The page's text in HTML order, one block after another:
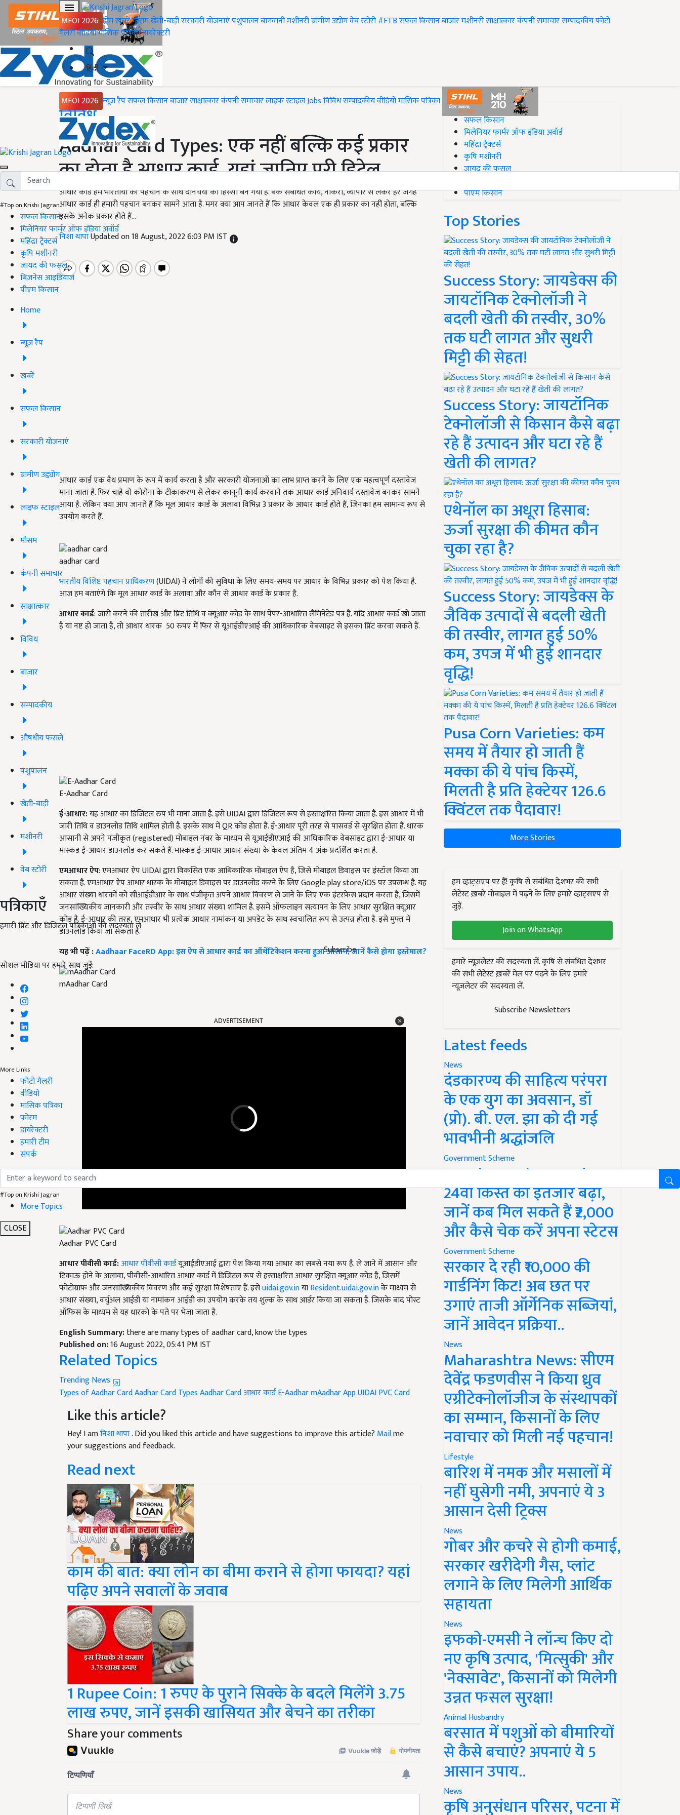
MFOI 2026 होमख़बरेंमौसमखेती-बाड़ीसरकारी योजनाएंपशुपालनबागवानीमशीनरीग्रामीण उद्योगवेब स्टोरी#FTBसफल किसानबाजारमशीनरीसाक्षात्कारकंपनी समाचारसम्पादकीयफोटो
गैलरीवीडियोमासिक पत्रिकाडायरेक्टरी
हिंदी
MFOI 2026 न्यूज़ रैपसफल किसानबाजारसाक्षात्कारकंपनी समाचारलाइफ स्टाइलJobsविविधसम्पादकीयवीडियोमासिक पत्रिका
#Top on Krishi Jagran
सफल किसान
मिलेनियर फार्मर ऑफ इंडिया अवॉर्ड
महिंद्रा ट्रैक्टर्स
कृषि मशीनरी
जायद की फसल
बिज़नेस आइडियाज
पीएम किसान
Home
न्यूज़ रैप
खबरें
सफल किसान
सरकारी योजनाएं
ग्रामीण उद्द्योग
लाइफ स्टाइल
मौसम
कंपनी समाचार
साक्षात्कार
विविध
बाजार
सम्पादकीय
औषधीय फसलें
पशुपालन
खेती-बाड़ी
मशीनरी
वेब स्टोरी
पत्रिकाएँ
हमारी प्रिंट और डिजिटल पत्रिकाओं की सदस्यता लें
Subscribe
सोशल मीडिया पर हमारे साथ जुड़ें:
More Links
फोटो गैलरी
वीडियो
मासिक पत्रिका
फोरम
डायरेक्टरी
हमारी टीम
संपर्क
#Top on Krishi Jagran
More Topics
CLOSE
Home
विविध
Aadhar Card Types: एक नहीं बल्कि कई प्रकार
का होता है आधार कार्ड, यहां जानिए पूरी डिटेल
आधार कार्ड हम भारतीयों की पहचान के साथ दीनचर्या का हिस्सा बन गया है. बैंक संबंधित कार्य, नौकरी, व्यापार से लेकर हर जगह
आधार कार्ड ही हमारी पहचान बनकर सामने आता है. मगर क्या आप जानते हैं कि आधार केवल एक ही प्रकार का नहीं होता, बल्कि
इसके अनेक प्रकार होते हैं...
निशा थापाUpdated on 18 August, 2022 6:03 PM IST
आधार कार्ड एक वैध प्रमाण के रूप में कार्य करता है और सरकारी योजनाओं का लाभ प्राप्त करने के लिए एक महत्वपूर्ण दस्तावेज
माना जाता है. फिर चाहे वो कोरोना के टीकाकरण से लेकर कानूनी कार्य करवाने तक आधार कार्ड अनिवार्य दस्तावेज बनकर सामने
आया है. लेकिन क्या आप जानते हैं कि मूल आधार कार्ड के अलावा विभिन्न 3 प्रकार के आधार कार्ड होते हैं, जिनका हम सामान्य रूप से
उपयोग करते हैं.
aadhar card
भारतीय विशिष्ट पहचान प्राधिकरण(UIDAI) ने लोगों की सुविधा के लिए समय-समय पर आधार के विभिन्न प्रकार को पेश किया है.
आज हम बताएंगे कि मूल आधार कार्ड के अलावा और कौन से आधार कार्ड के प्रकार है.
आधार कार्ड: जारी करने की तारीख और प्रिंट तिथि व क्यूआर कोड के साथ पेपर-आधारित लैमिनेटेड पत्र है. यदि आधार कार्ड खो जाता
है या नष्ट हो जाता है, तो आधार धारक 50 रुपए में फिर से यूआईडीएआई की आधिकारिक वेबसाइट से इसका प्रिंट करवा सकते हैं.
E-Aadhar Card
ई-आधार:यह आधार का डिजिटल रुप भी माना जाता है. इसे UIDAI द्वारा डिजिटल रूप से हस्ताक्षरित किया जाता है. इस आधार में भी
जारी तिथि व डाउनलोड तिथि शामिल होती है. इसके साथ में QR कोड होता है. ई-आधार पूरी तरह से पासवर्ड से सुरक्षित होता है. धारक
आसानी से अपने पंजीकृत (registered) मोबाइल नंबर के माध्यम से यूआईडीएआई की आधिकारिक वेबसाइट द्वारा ई-आधार या
मास्कड ई-आधार डाउनलोड कर सकते हैं. मास्कड ई-आधार आधार संख्या के केवल अंतिम 4 अंक प्रदर्शित करता है.
एमआधार ऐप: एमआधार ऐप UIDAI द्वारा विकसित एक आधिकारिक मोबाइल ऐप है, जिसे मोबाइल डिवाइस पर इंस्टॉल किया जा
सकता है. एमआधार ऐप आधार धारक के मोबाइल डिवाइस पर डाउनलोड करने के लिए Google play store/iOS पर उपलब्ध है. यह
आधार संख्या धारकों को सीआईडीआर के साथ पंजीकृत अपने आधार विवरण ले जाने के लिए एक इंटरफ़ेस प्रदान करता है, जिसमें
जनसांख्यिकीय जानकारी और तस्वीर के साथ आधार संख्या शामिल है. इसमें ऑफलाइन सत्यापन के लिए आधार सुरक्षित क्यूआर
कोड है. ई-आधार की तरह, एमआधार भी प्रत्येक आधार नामांकन या अपडेट के साथ स्वचालित रूप से उत्पन्न होता है. इसे मुफ्त में
डाउनलोड किया जा सकता है.
यह भी पढ़ें :Aadhaar FaceRD App: इस ऐप से आधार कार्ड का ऑथेंटिकेशन करना हुआ आसान, जानें कैसे होगा इस्तेमाल?
mAadhar Card
ADVERTISEMENT
Aadhar PVC Card
आधार पीवीसी कार्ड:आधार पीवीसी कार्डयूआईडीएआई द्वारा पेश किया गया आधार का सबसे नया रूप है. ले जाने में आसान और
टिकाऊ होने के अलावा, पीवीसी-आधारित आधार कार्ड में डिजिटल रूप से हस्ताक्षरित आधार सुरक्षित क्यूआर कोड है, जिसमें
फोटोग्राफ और जनसांख्यिकीय विवरण और कई सुरक्षा विशेषताएं हैं. इसेuidai.gov.inयाResident.uidai.gov.inके माध्यम से
आधार संख्या, वर्चुअल आईडी या नामांकन आईडी का उपयोग करके तय शुल्क के साथ आर्डर किया जा सकता है. जिसके बाद पोस्ट
ऑफिस के माध्यम से यह धारकों के पते पर भेजा जाता है.
English Summary:there are many types of aadhar card, know the types
Published on:16 August 2022, 05:41 PM IST
Related Topics
Trending News
Types of Aadhar CardAadhar Card TypesAadhar Cardआधार कार्डE-AadharmAadhar AppUIDAI PVC Card
Like this article?
Hey! I amनिशा थापा. Did you liked this article and have suggestions to improve this article? Mailme
your suggestions and feedback.
Read next
काम की बात: क्या लोन का बीमा कराने से होगा फायदा? यहां
पढ़िए अपने सवालों के जवाब
1 Rupee Coin: 1 रुपए के पुराने सिक्के के बदले मिलेंगे 3.75
लाख रुपए, जानें इसकी खासियत और बेचने का तरीका
Share your comments
#Top on Krishi Jagran
सफल किसान
मिलेनियर फार्मर ऑफ इंडिया अवॉर्ड
महिंद्रा ट्रैक्टर्स
कृषि मशीनरी
जायद की फसल
पीएम किसान
Top Stories
Success Story: जायडेक्स की
जायटॉनिक टेक्नोलॉजी ने
बदली खेती की तस्वीर, 30%
तक घटी लागत और सुधरी
मिट्टी की सेहत!
Success Story: जायटॉनिक
टेक्नोलॉजी से किसान कैसे बढ़ा
रहे हैं उत्पादन और घटा रहे हैं
खेती की लागत?
एथेनॉल का अधूरा हिसाब:
ऊर्जा सुरक्षा की कीमत कौन
चुका रहा है?
Success Story: जायडेक्स के
जैविक उत्पादों से बदली खेती
की तस्वीर, लागत हुई 50%
कम, उपज में भी हुई शानदार
वृद्धि!
Pusa Corn Varieties: कम
समय में तैयार हो जाती हैं
मक्का की ये पांच किस्में,
मिलती है प्रति हेक्टेयर 126.6
क्विंटल तक पैदावार!
More Stories
हम व्हाट्सएप पर हैं! कृषि से संबंधित देशभर की सभी
लेटेस्ट ख़बरें मोबाइल में पढ़ने के लिए हमारे व्हाट्सएप से
जुड़ें.
Join on WhatsApp
हमारे न्यूज़लेटर की सदस्यता लें. कृषि से संबंधित देशभर
की सभी लेटेस्ट ख़बरें मेल पर पढ़ने के लिए हमारे
न्यूज़लेटर की सदस्यता लें.
Subscribe Newsletters
Latest feeds
News
दंडकारण्य की साहित्य परंपरा
के एक युग का अवसान, डॉ
(प्रो). बी. एल. झा को दी गई
भावभीनी श्रद्धांजलि
Government Scheme
PM Kisan Yojana Update:
24वीं किस्त का इंतजार बढ़ा,
जानें कब मिल सकते हैं ₹2,000
और कैसे चेक करें अपना स्टेटस
Government Scheme
सरकार दे रही ₹10,000 की
गार्डनिंग किट! अब छत पर
उगाएं ताजी ऑर्गेनिक सब्जियां,
जानें आवेदन प्रक्रिया..
News
Maharashtra News: सीएम
देवेंद्र फडणवीस ने किया ध्रुव
एग्रीटेक्नोलॉजीज के संस्थापकों
का सम्मान, किसानों के लिए
नवाचार को मिली नई पहचान!
Lifestyle
बारिश में नमक और मसालों में
नहीं घुसेगी नमी, अपनाएं ये 3
आसान देसी ट्रिक्स
News
गोबर और कचरे से होगी कमाई,
सरकार खरीदेगी गैस, प्लांट
लगाने के लिए मिलेगी आर्थिक
सहायता
News
इफको-एमसी ने लॉन्च किए दो
नए कृषि उत्पाद, 'मित्सुकी' और
'नेक्सावेट', किसानों को मिलेगी
उन्नत फसल सुरक्षा!
Animal Husbandry
बरसात में पशुओं को बीमारियों
से कैसे बचाएं? अपनाएं ये 5
आसान उपाय..
News
कृषि अनुसंधान परिसर, पटना में